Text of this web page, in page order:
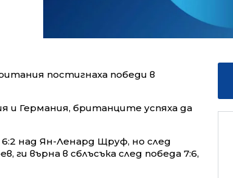
постигнаха победи в
и Германия, британците успяха да
над Ян-Ленард Щруф, но след
ги върна в сблъсъка след победа 7:6,